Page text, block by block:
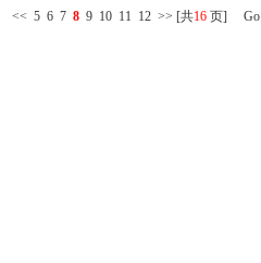
<< 5 6 7 8 9 10 11 12 >> [共16 页] Go